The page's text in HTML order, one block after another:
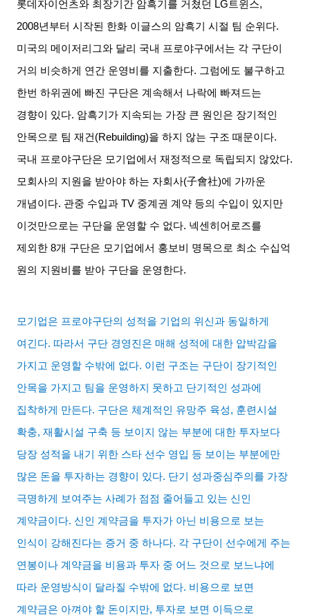
롯데자이언츠와 최장기간 암흑기를 거쳤던 LG트윈스,
2008년부터 시작된 한화 이글스의 암흑기 시절 팀 순위다.
미국의 메이저리그와 달리 국내 프로야구에서는 각 구단이
거의 비슷하게 연간 운영비를 지출한다. 그럼에도 불구하고
한번 하위권에 빠진 구단은 계속해서 나락에 빠져드는
경향이 있다. 암흑기가 지속되는 가장 큰 원인은 장기적인
안목으로 팀 재건(Rebuilding)을 하지 않는 구조 때문이다.
국내 프로야구단은 모기업에서 재정적으로 독립되지 않았다.
모회사의 지원을 받아야 하는 자회사(子會社)에 가까운
개념이다. 관중 수입과 TV 중계권 계약 등의 수입이 있지만
이것만으로는 구단을 운영할 수 없다. 넥센히어로즈를
제외한 8개 구단은 모기업에서 홍보비 명목으로 최소 수십억
원의 지원비를 받아 구단을 운영한다.
모기업은 프로야구단의 성적을 기업의 위신과 동일하게
여긴다. 따라서 구단 경영진은 매해 성적에 대한 압박감을
가지고 운영할 수밖에 없다. 이런 구조는 구단이 장기적인
안목을 가지고 팀을 운영하지 못하고 단기적인 성과에
집착하게 만든다. 구단은 체계적인 유망주 육성, 훈련시설
확충,재활시설 구축 등 보이지 않는 부분에 대한 투자보다
당장 성적을 내기 위한 스타 선수 영입 등 보이는 부분에만
많은 돈을 투자하는 경향이 있다. 단기 성과중심주의를 가장
극명하게 보여주는 사례가 점점 줄어들고 있는 신인
계약금이다. 신인 계약금을 투자가 아닌 비용으로 보는
인식이 강해진다는 증거 중 하나다. 각 구단이 선수에게 주는
연봉이나 계약금을 비용과 투자 중 어느 것으로 보느냐에
따라 운영방식이 달라질 수밖에 없다. 비용으로 보면
계약금은 아껴야 할 돈이지만, 투자로 보면 이득으로